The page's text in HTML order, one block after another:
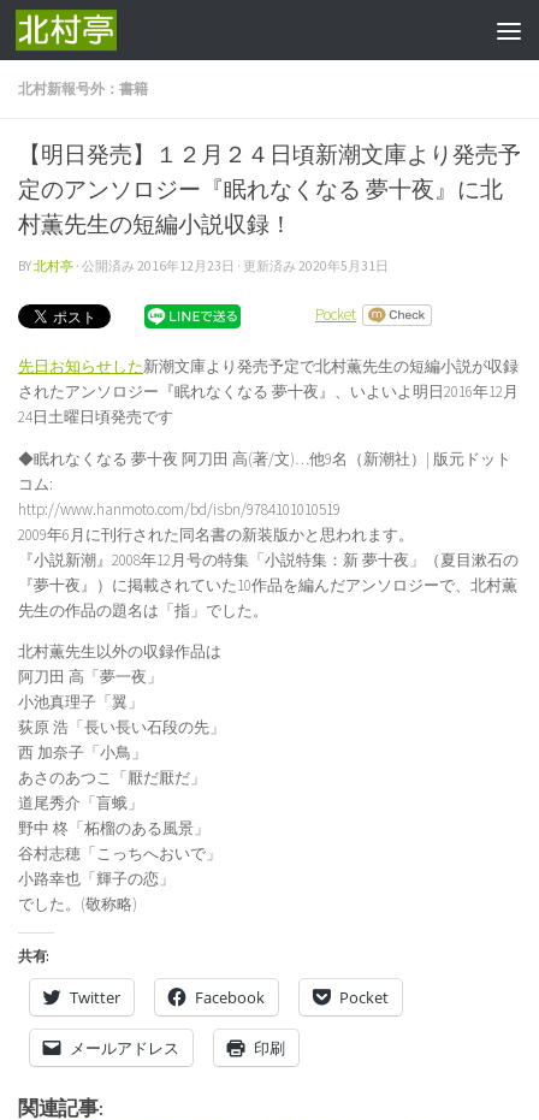
コンテンツへスキップ
北村新報号外：書籍
【明日発売】１２月２４日頃新潮文庫より発売予
定のアンソロジー『眠れなくなる 夢十夜』に北
村薫先生の短編小説収録！
BY北村亭 · 公開済み 2016年12月23日 · 更新済み 2020年5月31日
Pocket
先日お知らせした新潮文庫より発売予定で北村薫先生の短編小説が収録
されたアンソロジー『眠れなくなる 夢十夜』、いよいよ明日2016年12月
24日土曜日頃発売です
◆眠れなくなる 夢十夜 阿刀田 高(著/文)…他9名（新潮社）| 版元ドット
コム:
http://www.hanmoto.com/bd/isbn/9784101010519
2009年6月に刊行された同名書の新装版かと思われます。
『小説新潮』2008年12月号の特集「小説特集：新 夢十夜」（夏目漱石の
『夢十夜』）に掲載されていた10作品を編んだアンソロジーで、北村薫
先生の作品の題名は「指」でした。
北村薫先生以外の収録作品は
阿刀田 高「夢一夜」
小池真理子「翼」
荻原 浩「長い長い石段の先」
西 加奈子「小鳥」
あさのあつこ「厭だ厭だ」
道尾秀介「盲蛾」
野中 柊「柘榴のある風景」
谷村志穂「こっちへおいで」
小路幸也「輝子の恋」
でした。(敬称略)
共有:
Twitter Facebook Pocket
メールアドレス 印刷
関連記事: